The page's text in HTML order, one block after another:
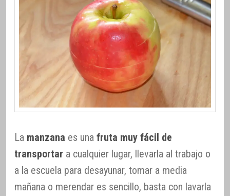
La manzana es una fruta muy fácil de
transportar a cualquier lugar, llevarla al trabajo o
a la escuela para desayunar, tomar a media
mañana o merendar es sencillo, basta con lavarla